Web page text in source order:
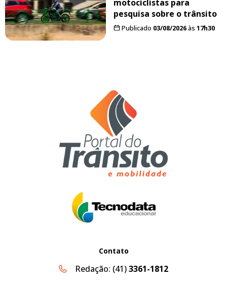
motociclistas para
pesquisa sobre o trânsito
Publicado 03/08/2026às 17h30
Contato
Redação: (41)3361-1812